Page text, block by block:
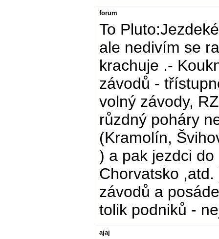
forum
To
ale nedivím se
krachuje .-
závodů -
volný závody,
růzdný poháry
(Kramolín,
) a pak jezdci
Chorvatsko
závodů a
tolik podniků -
ajaj